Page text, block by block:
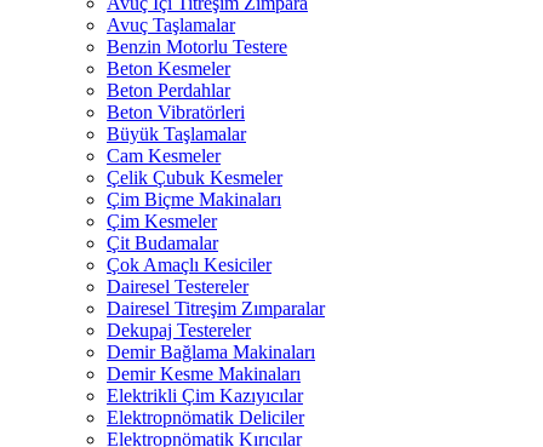
Avuç Taşlamalar
Benzin Motorlu Testere
Beton Kesmeler
Beton Perdahlar
Beton Vibratörleri
Büyük Taşlamalar
Cam Kesmeler
Çelik Çubuk Kesmeler
Çim Biçme Makinaları
Çim Kesmeler
Çit Budamalar
Çok Amaçlı Kesiciler
Dairesel Testereler
Dairesel Titreşim Zımparalar
Dekupaj Testereler
Demir Bağlama Makinaları
Demir Kesme Makinaları
Elektrikli Çim Kazıyıcılar
Elektropnömatik Deliciler
Elektropnömatik Kırıcılar